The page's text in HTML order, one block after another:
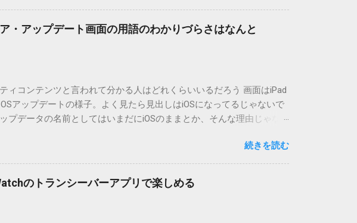
ンクしていません。安定を求める方は0.5.3を、新版の機能が必要な方
こちら からどうぞ。 0.3.6までのバージョンに、エントリーが重複登録
ています。最新版へのアップデートを強くお勧めしてます。 mail-
はここをクリックしてください。 （Windowsから解凍したフォルダ
うフォルダと、同名のファイルが含まれていますが、関係ありません
降用の差分ファイルはこちら 。ZIP圧縮してまとめてあります。いまの
ョン番号を持つパッチを適用してください。バージョンが古い場合は
要があります。0.5.0以降は、パッチが正常に当てられるかどうかのチ
はどんなふうに使うものか説明し、設置方法は後述します。 使い方 メ
稿者）を、2行目にカテゴリを、それぞれ<>（半角文字）で囲って指
とカテゴリは事前にMTで作っておく必要があります。 <extend>
の指定の前後に文字があってはいけません。また、<>の中の文字は、
・アップデート画面の用語のわかりづらさはなんと
ィコンテンツと言われて分かる人はどれくらいいるだろう 画面はiPad
アップデートの様子。よく見たら見出しはiOSになってるじゃないで
プデータの名前としてはいまだにiOSのままとか、そんな理由じゃな
ートのセキュリティコンテンツについては、以下のWebサイトをご覧く
部分。 セキュリティコンテンツ…？ こんなブログをやっている私でも
ります。人によってはここで悩んだ結果、アップデートをしない人も出
すよ。アップデートに限らず、分からないけどやってみる人よりも、
からやらない人の方が多いと思います。経験上の感覚ですけれど。 さ
続きを読む
のトランシーバーアプリで楽しめる